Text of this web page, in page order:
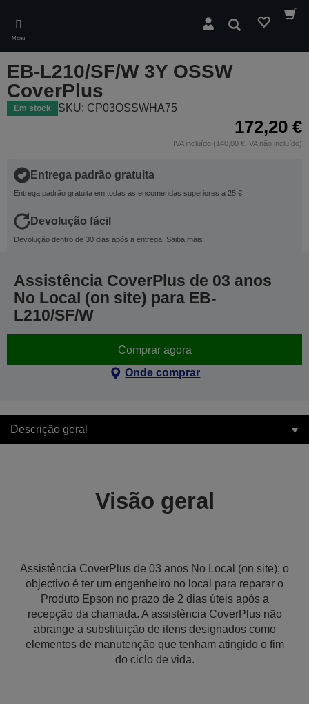
main
content
Menu
Pesquisar
EB-L210/SF/W 3Y OSSW
CoverPlus
Em stock SKU: CP03OSSWHA75
172,20 €
IVA incluído (140,00 € IVA não incluído)
Entrega padrão gratuita
Entrega padrão gratuita em todas as encomendas superiores a 25 €
Devolução fácil
Devolução dentro de 30 dias após a entrega. Saiba mais
Assistência CoverPlus de 03 anos
No Local (on site) para EB-
L210/SF/W
Comprar agora
Onde comprar
Descrição geral
Visão geral
Assistência CoverPlus de 03 anos No Local (on site); o
objectivo é ter um engenheiro no local para reparar o
Produto Epson no prazo de 2 dias úteis após a
recepção da chamada. A assistência CoverPlus não
abrange a substituição de itens designados como
elementos de manutenção que tenham atingido o fim
do ciclo de vida.